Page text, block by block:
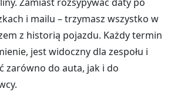
i mailu – trzymasz wszystko w
z historią pojazdu. Każdy termin
jest widoczny dla zespołu i
zarówno do auta, jak i do